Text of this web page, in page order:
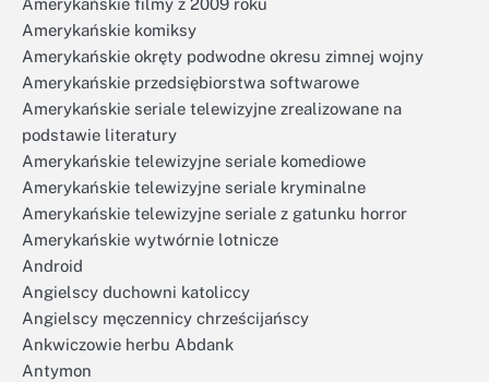
Amerykańskie filmy z 2009 roku
Amerykańskie komiksy
Amerykańskie okręty podwodne okresu zimnej wojny
Amerykańskie przedsiębiorstwa softwarowe
Amerykańskie seriale telewizyjne zrealizowane na
podstawie literatury
Amerykańskie telewizyjne seriale komediowe
Amerykańskie telewizyjne seriale kryminalne
Amerykańskie telewizyjne seriale z gatunku horror
Amerykańskie wytwórnie lotnicze
Android
Angielscy duchowni katoliccy
Angielscy męczennicy chrześcijańscy
Ankwiczowie herbu Abdank
Antymon